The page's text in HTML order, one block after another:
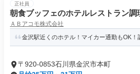
正社員
朝食ブッフェのホテルレストラン調
ＡＢアコモ株式会社
金沢駅近くのホテル！マイカー通勤もOK！
〒920-0853石川県金沢市本町